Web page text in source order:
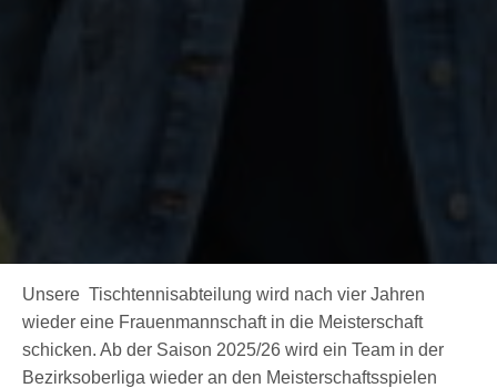
Unsere Tischtennisabteilung wird nach vier Jahren
wieder eine Frauenmannschaft in die Meisterschaft
schicken. Ab der Saison 2025/26 wird ein Team in der
Bezirksoberliga wieder an den Meisterschaftsspielen